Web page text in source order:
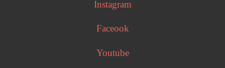
Instagram
Faceook
Youtube